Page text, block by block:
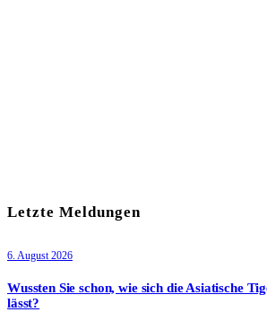
Letzte Meldungen
6. August 2026
Wussten Sie schon, wie sich die Asiatische
lässt?